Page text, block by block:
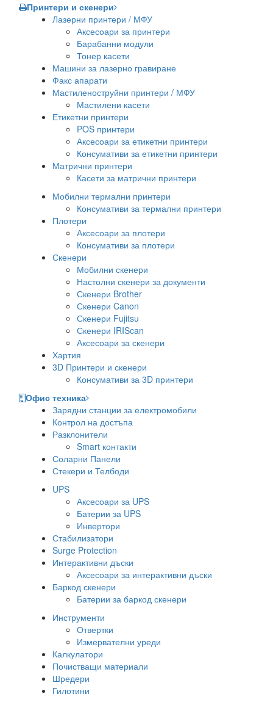
Принтери и скенери
Лазерни принтери / МФУ
Аксесоари за принтери
Барабанни модули
Тонер касети
Машини за лазерно гравиране
Факс апарати
Мастиленоструйни принтери / МФУ
Мастилени касети
Етикетни принтери
POS принтери
Аксесоари за етикетни принтери
Консумативи за етикетни принтери
Матрични принтери
Касети за матрични принтери
Мобилни термални принтери
Консумативи за термални принтери
Плотери
Аксесоари за плотери
Консумативи за плотери
Скенери
Мобилни скенери
Настолни скенери за документи
Скенери Brother
Скенери Canon
Скенери Fujitsu
Скенери IRIScan
Аксесоари за скенери
Хартия
3D Принтери и скенери
Консумативи за 3D принтери
Офис техника
Зарядни станции за електромобили
Контрол на достъпа
Разклонители
Smart контакти
Соларни Панели
Стекери и Телбоди
UPS
Аксесоари за UPS
Батерии за UPS
Инвертори
Стабилизатори
Surge Protection
Интерактивни дъски
Аксесоари за интерактивни дъски
Баркод скенери
Батерии за баркод скенери
Инструменти
Отвертки
Измервателни уреди
Калкулатори
Почистващи материали
Шредери
Гилотини